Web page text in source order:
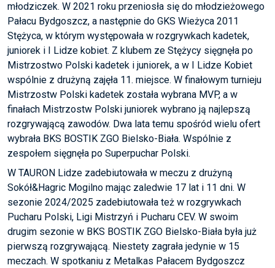
młodziczek. W 2021 roku przeniosła się do młodzieżowego
Pałacu Bydgoszcz, a następnie do GKS Wieżyca 2011
Stężyca, w którym występowała w rozgrywkach kadetek,
juniorek i I Lidze kobiet. Z klubem ze Stężycy sięgnęła po
Mistrzostwo Polski kadetek i juniorek, a w I Lidze Kobiet
wspólnie z drużyną zajęła 11. miejsce. W finałowym turnieju
Mistrzostw Polski kadetek została wybrana MVP, a w
finałach Mistrzostw Polski juniorek wybrano ją najlepszą
rozgrywającą zawodów. Dwa lata temu spośród wielu ofert
wybrała BKS BOSTIK ZGO Bielsko-Biała. Wspólnie z
zespołem sięgnęła po Superpuchar Polski.
W TAURON Lidze zadebiutowała w meczu z drużyną
Sokół&Hagric Mogilno mając zaledwie 17 lat i 11 dni. W
sezonie 2024/2025 zadebiutowała też w rozgrywkach
Pucharu Polski, Ligi Mistrzyń i Pucharu CEV. W swoim
drugim sezonie w BKS BOSTIK ZGO Bielsko-Biała była już
pierwszą rozgrywającą. Niestety zagrała jedynie w 15
meczach. W spotkaniu z Metalkas Pałacem Bydgoszcz